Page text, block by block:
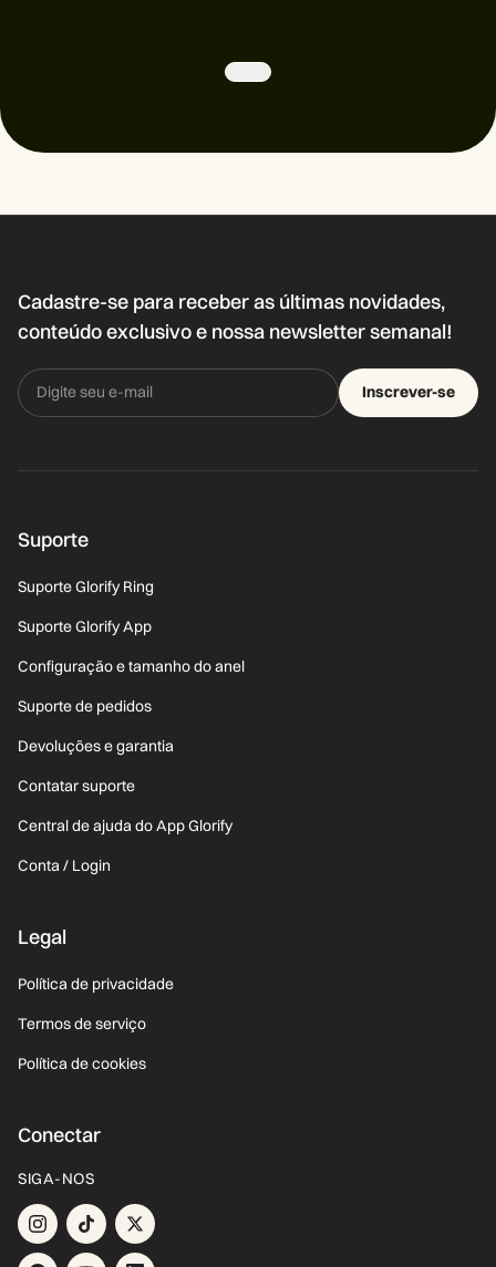
Cadastre-se para receber as últimas novidades,
conteúdo exclusivo e nossa newsletter semanal!
Inscrever-se
Suporte
Suporte Glorify Ring
Suporte Glorify App
Configuração e tamanho do anel
Suporte de pedidos
Devoluções e garantia
Contatar suporte
Central de ajuda do App Glorify
Conta / Login
Legal
Política de privacidade
Termos de serviço
Política de cookies
Conectar
SIGA-NOS